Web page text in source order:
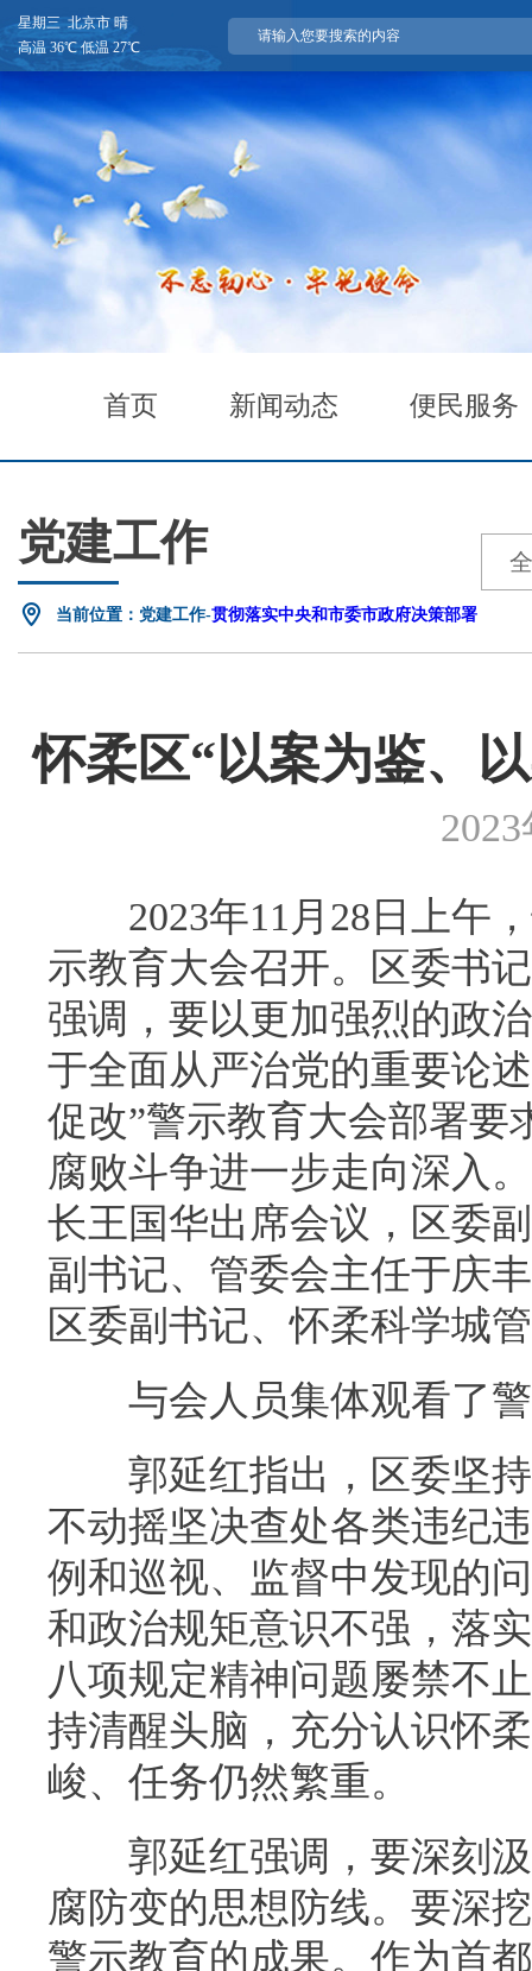
星期三 北京市 晴
高温 36℃ 低温 27℃
首页 新闻动态 便民服务
党建工作
当前位置：党建工作-贯彻落实中央和市委市政府决策部署
怀柔区“以案为鉴、
2023年11月28日上午，
示教育大会召开。区委书
强调，要以更加强烈的政
于全面从严治党的重要论
促改”警示教育大会部署要
腐败斗争进一步走向深入
长王国华出席会议，区委
副书记、管委会主任于庆
区委副书记、怀柔科学城
与会人员集体观看了警
郭延红指出，区委坚持
不动摇坚决查处各类违纪
例和巡视、监督中发现的
和政治规矩意识不强，落
八项规定精神问题屡禁不
持清醒头脑，充分认识怀
峻、任务仍然繁重。
郭延红强调，要深刻汲
腐防变的思想防线。要深
警示教育的成果。作为首